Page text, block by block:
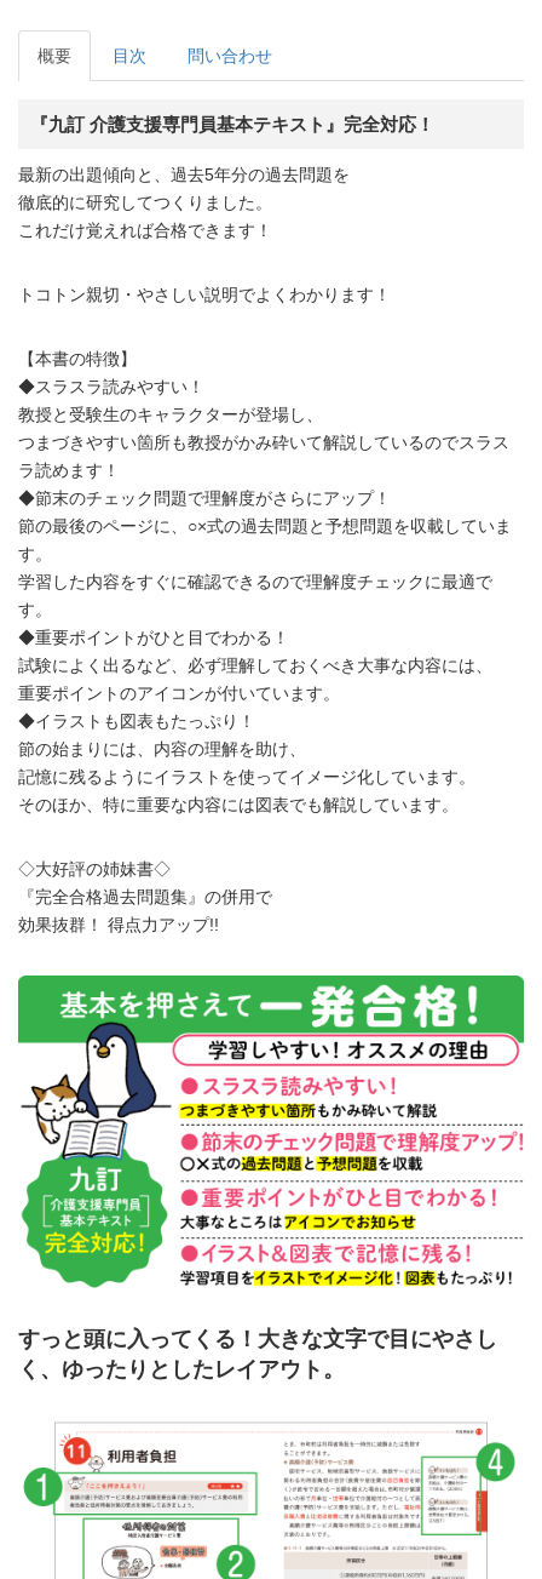
概要 目次 問い合わせ
『九訂 介護支援専門員基本テキスト』完全対応！
最新の出題傾向と、過去5年分の過去問題を
徹底的に研究してつくりました。
これだけ覚えれば合格できます！
トコトン親切・やさしい説明でよくわかります！
【本書の特徴】
◆スラスラ読みやすい！
教授と受験生のキャラクターが登場し、
つまづきやすい箇所も教授がかみ砕いて解説しているのでスラス
ラ読めます！
◆節末のチェック問題で理解度がさらにアップ！
節の最後のページに、○×式の過去問題と予想問題を収載していま
す。
学習した内容をすぐに確認できるので理解度チェックに最適で
す。
◆重要ポイントがひと目でわかる！
試験によく出るなど、必ず理解しておくべき大事な内容には、
重要ポイントのアイコンが付いています。
◆イラストも図表もたっぷり！
節の始まりには、内容の理解を助け、
記憶に残るようにイラストを使ってイメージ化しています。
そのほか、特に重要な内容には図表でも解説しています。
◇大好評の姉妹書◇
『完全合格過去問題集』の併用で
効果抜群！ 得点力アップ!!
すっと頭に入ってくる！大きな文字で目にやさし
く、ゆったりとしたレイアウト。